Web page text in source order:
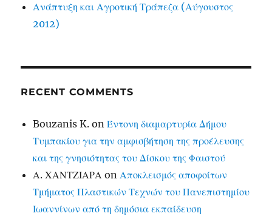
Ανάπτυξη και Αγροτική Τράπεζα (Αύγουστος
2012)
RECENT COMMENTS
Bouzanis K. onΈντονη διαμαρτυρία Δήμου
Τυμπακίου για την αμφισβήτηση της προέλευσης
και της γνησιότητας του Δίσκου της Φαιστού
Α. ΧΑΝΤΖΙΑΡΑ onΑποκλεισμός αποφοίτων
Τμήματος Πλαστικών Τεχνών του Πανεπιστημίου
Ιωαννίνων από τη δημόσια εκπαίδευση